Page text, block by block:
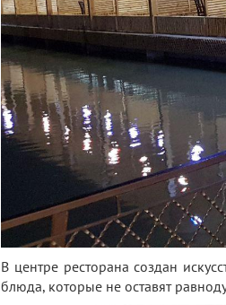
В центре ресторана создан
блюда, которые не оставят